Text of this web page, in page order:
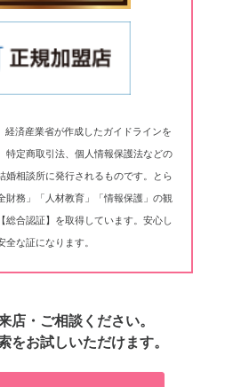
済産業省が作成したガイドラインを
特定商取引法、個人情報保護法などの
婚相談所に発行されるものです。とら
財務」「人材教育」「情報保護」の観
総合認証】を取得しています。安心し
な証になります。
店・ご相談ください。
をお試しいただけます。